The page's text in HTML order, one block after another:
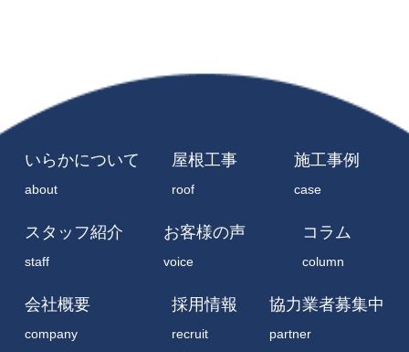
いらかについて
about
屋根工事
roof
施工事例
case
スタッフ紹介
staff
お客様の声
voice
コラム
column
会社概要
company
採用情報
recruit
協力業者募集中
partner